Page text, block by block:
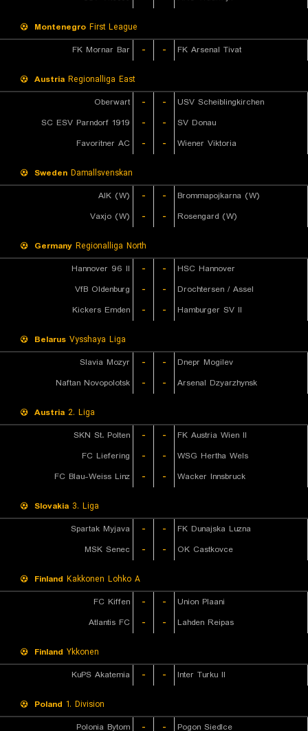
Montenegro First League
FK Mornar Bar
- - FK Arsenal Tivat
Austria Regionalliga East
Oberwart
- -
USV Scheiblingkirchen
SC ESV Parndorf 1919
- -
SV Donau
Favoritner AC
- - Wiener Viktoria
Sweden Damallsvenskan
AIK (W)
- -
Brommapojkarna (W)
Vaxjo (W)
- - Rosengard (W)
Germany Regionalliga North
Hannover 96 II
- -
HSC Hannover
VfB Oldenburg
- -
Drochtersen / Assel
Kickers Emden
- - Hamburger SV II
Belarus Vysshaya Liga
Slavia Mozyr
- -
Dnepr Mogilev
Naftan Novopolotsk
- - Arsenal Dzyarzhynsk
Austria 2. Liga
SKN St. Polten
- -
FK Austria Wien II
FC Liefering
- -
WSG Hertha Wels
FC Blau-Weiss Linz
- - Wacker Innsbruck
Slovakia 3. Liga
Spartak Myjava
- -
FK Dunajska Luzna
MSK Senec
- - OK Castkovce
Finland Kakkonen Lohko A
FC Kiffen
- -
Union Plaani
Atlantis FC
- - Lahden Reipas
Finland Ykkonen
KuPS Akatemia
- - Inter Turku II
Poland 1. Division
Polonia Bytom
- -
Pogon Siedlce